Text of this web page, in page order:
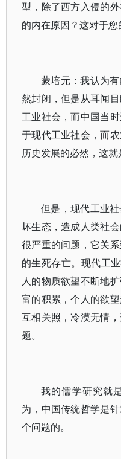
型，除了西方入侵的
的内在原因？这对于
蒙培元：我认为
然封闭，但是从耳闻
工业社会，而中国当
于现代工业社会，而
历史发展的必然，这就
但是，现代工业
坏生态，造成人类社
很严重的问题，它关
的生死存亡。现代工
人的物质欲望不断地
富的积累，个人的欲
互相关照，冷漠无情
题。
我的儒学研究就
为，中国传统哲学是
个问题的。